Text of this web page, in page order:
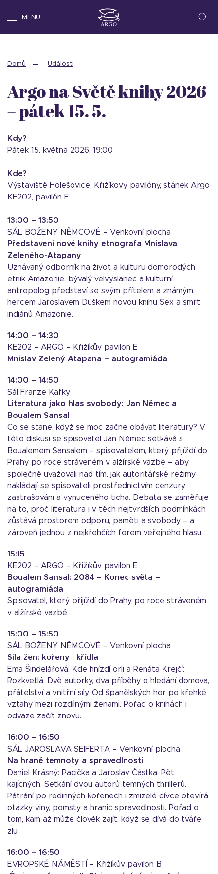
MENU
Domů Události
Argo na Světě knihy 2026
– pátek 15. 5.
Kdy?
pátek 15. května 2026, 19:00
Kde?
Výstaviště Holešovice, Křižíkovy pavilóny, stánek Argo
KE202, pavilón E
13:00 – 13:50
SÁL BOŽENY NĚMCOVÉ – Venkovní plocha
Představení nové knihy etnografa Mnislava
Zeleného-Atapany
Uznávaný odborník na život a kulturu domorodých
etnik Amazonie, bývalý velvyslanec a kulturní
antropolog představí se svým přítelem a známým
hercem Jaroslavem Duškem novou knihu Sex a smrt
indiánů Amazonie.
14:00 – 14:30
KE202 – ARGO – Křižíkův pavilon E
Mnislav Zelený Atapana – autogramiáda
14:00 – 14:50
Sál Franze Kafky
Literatura jako hlas svobody: Jan Němec a
Boualem Sansal
Co se stane, když se moc začne obávat literatury? V
této diskusi se spisovatel Jan Němec setkává s
Boualemem Sansalem – spisovatelem, který přijíždí do
Prahy po roce stráveném v alžírské vazbě – aby
společně uvažovali nad tím, jak autoritářské režimy
nakládají se spisovateli prostřednictvím cenzury,
zastrašování a vynuceného ticha. Debata se zaměřuje
na to, proč literatura i v těch nejtvrdších podmínkách
zůstává prostorem odporu, paměti a svobody – a
zároveň jednou z nejkřehčích forem veřejného hlasu.
15:15
KE202 – ARGO – Křižíkův pavilon E
Boualem Sansal: 2084 – Konec světa –
autogramiáda
Spisovatel, který přijíždí do Prahy po roce stráveném
v alžírské vazbě.
15:00 – 15:50
SÁL BOŽENY NĚMCOVÉ – Venkovní plocha
Síla žen: kořeny i křídla
Ema Šindelářová: Kde hnízdí orli a Renáta Krejčí:
Rozkvetlá. Dvě autorky, dva příběhy o hledání domova,
přátelství a vnitřní síly. Od španělských hor po křehké
vztahy mezi rozdílnými ženami. Pořad o knihách i
odvaze začít znovu.
16:00 – 16:50
SÁL JAROSLAVA SEIFERTA – Venkovní plocha
Na hraně temnoty a spravedlnosti
Daniel Krásný: Pacička a Jaroslav Částka: Pět
kajícných. Setkání dvou autorů temných thrillerů.
Pátrání po rodinných kořenech i zmizelé dívce otevírá
otázky viny, pomsty a hranic spravedlnosti. Pořad o
tom, kam až může člověk zajít, když se dívá do tváře
zlu.
16:00 – 16:50
EVROPSKÉ NÁMĚSTÍ – Křižíkův pavilon B